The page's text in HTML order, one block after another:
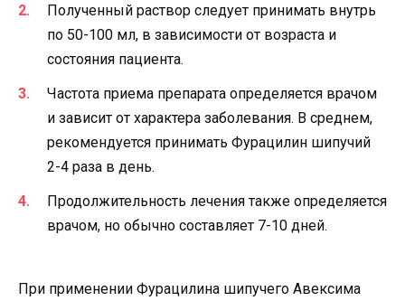
Полученный раствор следует принимать внутрь
по 50-100 мл, в зависимости от возраста и
состояния пациента.
Частота приема препарата определяется врачом
и зависит от характера заболевания. В среднем,
рекомендуется принимать Фурацилин шипучий
2-4 раза в день.
Продолжительность лечения также определяется
врачом, но обычно составляет 7-10 дней.
При применении Фурацилина шипучего Авексима